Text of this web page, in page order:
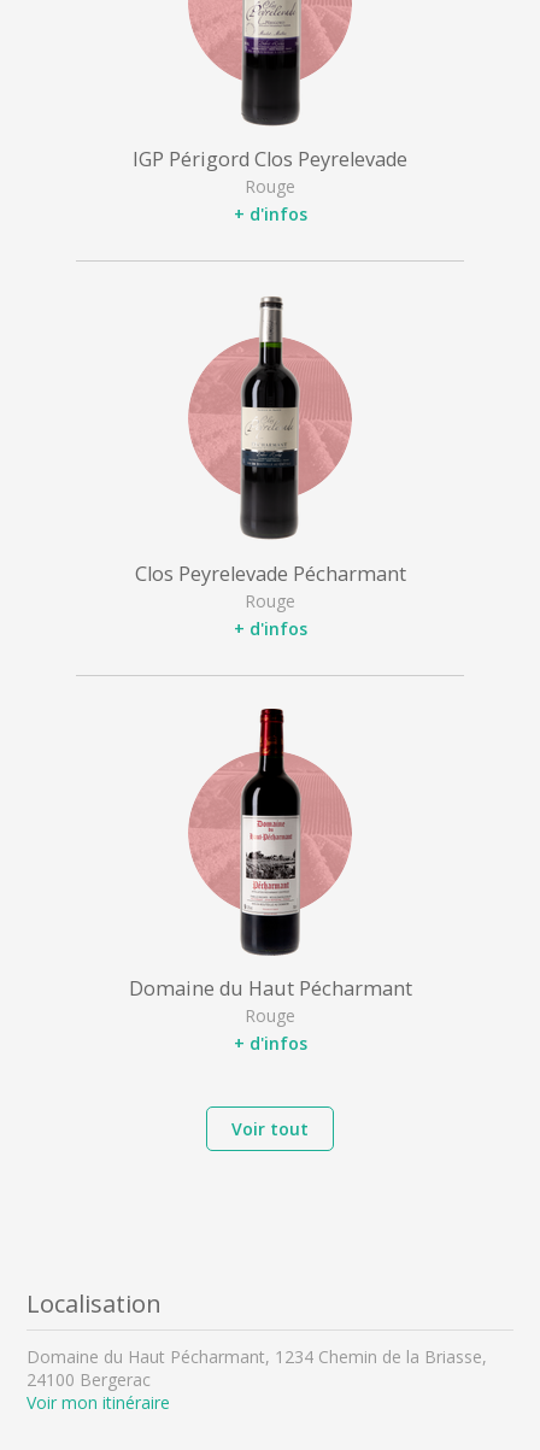
IGP Périgord Clos Peyrelevade
Rouge
+ d'infos
Clos Peyrelevade Pécharmant
Rouge
+ d'infos
Domaine du Haut Pécharmant
Rouge
+ d'infos
Voir tout
Localisation
Domaine du Haut Pécharmant, 1234 Chemin de la Briasse,
24100 Bergerac
Voir mon itinéraire